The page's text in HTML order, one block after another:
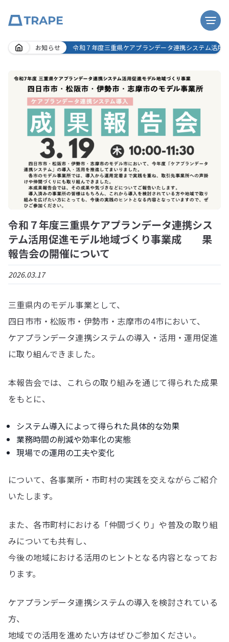
Skip
お知らせ 令和７年度三重県ケアプランデータ連携システム活
令和７年度三重県ケアプランデータ連携シス
テム活用促進モデル地域づくり事業成 果
報告会の開催について
2026.03.17
三重県内のモデル事業として、
四日市市・松阪市・伊勢市・志摩市の4市において、
ケアプランデータ連携システムの導入・活用・運用促進
に取り組んできました。
本報告会では、これらの取り組みを通じて得られた成果
をもとに、
システム導入によって得られた具体的な効果
業務時間の削減や効率化の実態
現場での運用の工夫や変化
について、各事業所・市町村の実践を交えながらご紹介
いたします。
また、各市町村における「仲間づくり」や普及の取り組
みについても共有し、
今後の地域における活用のヒントとなる内容となってお
ります。
ケアプランデータ連携システムの導入を検討されている
方、
地域での活用を進めたい方はぜひご参加ください。